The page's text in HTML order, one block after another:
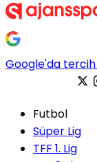
Google'da
Futbol
Süper Lig
TFF 1. Lig